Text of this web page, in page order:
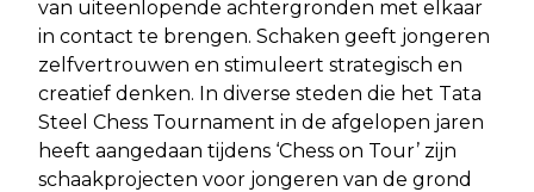
van uiteenlopende achtergronden met elkaar
in contact te brengen. Schaken geeft jongeren
zelfvertrouwen en stimuleert strategisch en
creatief denken. In diverse steden die het Tata
Steel Chess Tournament in de afgelopen jaren
heeft aangedaan tijdens ‘Chess on Tour’ zijn
schaakprojecten voor jongeren van de grond